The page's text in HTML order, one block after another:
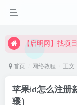
【启明网】找项目 +
【启明网】找项目 +
首页 网络教程 正文
苹果id怎么注册
骤）